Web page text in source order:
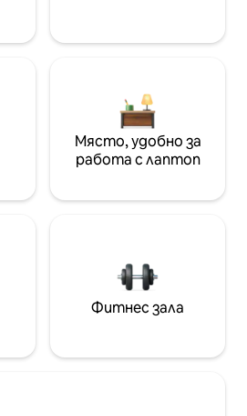
Място, удобно за
работа с лаптоп
Фитнес зала